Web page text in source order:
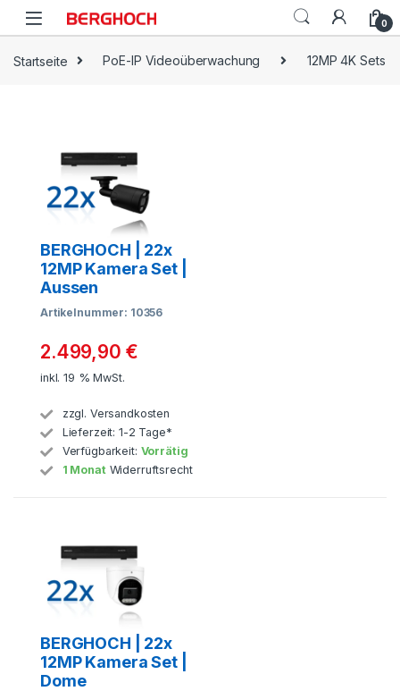
0
Startseite PoE-IP Videoüberwachung 12MP 4K Sets
BERGHOCH | 22x
12MP Kamera Set |
Aussen
Artikelnummer: 10356
2.499,90 €
inkl. 19 % MwSt.
zzgl. Versandkosten
Lieferzeit: 1-2 Tage*
Verfügbarkeit: Vorrätig
1 Monat Widerruftsrecht
BERGHOCH | 22x
12MP Kamera Set |
Dome